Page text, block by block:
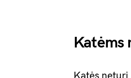
Katėms